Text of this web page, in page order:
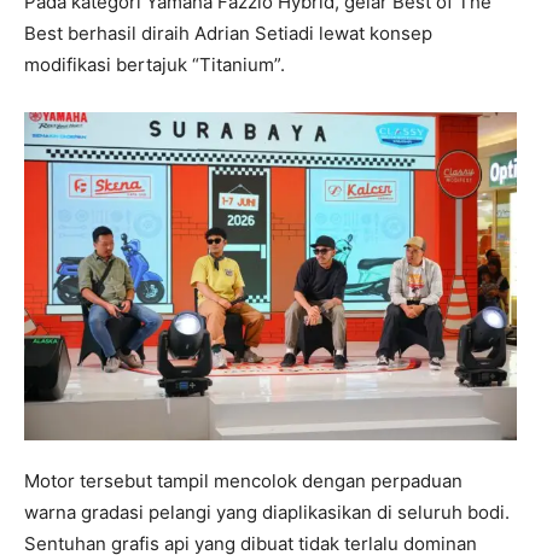
Best berhasil diraih Adrian Setiadi lewat konsep
modifikasi bertajuk “Titanium”.
Motor tersebut tampil mencolok dengan perpaduan
warna gradasi pelangi yang diaplikasikan di seluruh bodi.
Sentuhan grafis api yang dibuat tidak terlalu dominan